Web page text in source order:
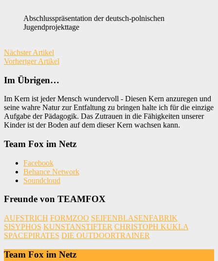
Abschlusspräsentation der deutsch-polnischen
Jugendprojekttage
Nächster Artikel
Vorheriger Artikel
Im Übrigen…
Im Kern ist jeder Mensch wundervoll - Diesen Kern anzuregen und
seine wahre Natur zur Entfaltung zu bringen halte ich für die einzige
Aufgabe der Pädagogik. Das Zutrauen in die Fähigkeiten unserer
Kinder ist der Boden auf dem dieser Kern wachsen kann.
Team Fox im Netz
Facebook
Behance Network
Soundcloud
Freunde von TEAMFOX
AUFSTRICH FORMZOO SEIFENBLASENFABRIK
SISYPHOS KUNSTANSTIFTER CHRISTOPH KUKLA
SPACEPIRATES DIE OUTDOORTRAINER
Team Fox im Netz